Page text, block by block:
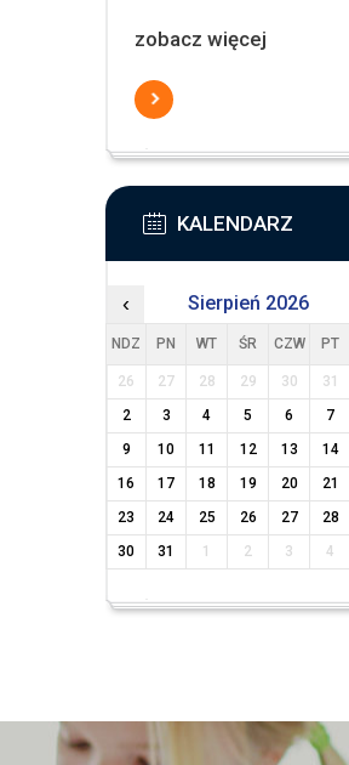
zobacz więcej
KALENDARZ
‹ Sierpień 2026
NDZ PN WT ŚR CZW PT
26 27 28 29 30 31
2
3 4 5 6 7
9
10 11 12 13 14
16
17 18 19 20 21
23
24 25 26 27 28
30
31 1 2 3 4